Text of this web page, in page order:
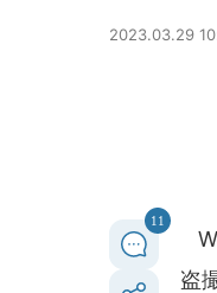
2023.03.29
11
盗